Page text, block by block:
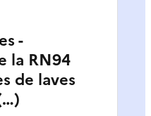
-
la RN94
de laves